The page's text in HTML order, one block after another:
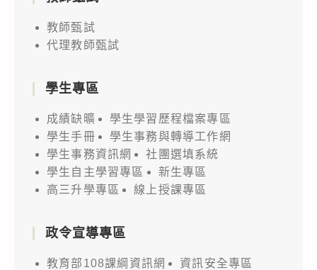
教師甄試
代理教師甄試
學生專區
成績缺曠
學生學習歷程檔案專區
學生手冊
學生事務與轉導工作網
學生事務資訊網
社團選填系統
學生自主學習專區
新生專區
高三升學專區
線上授課專區
政令宣導專區
教育部108課綱資訊網
資訊安全專區